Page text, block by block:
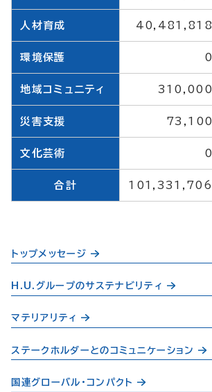
人材育成 40,481,818
環境保護 0
地域コミュニティ 310,000
災害支援 73,100
文化芸術 0
合計 101,331,706
トップメッセージ
H.U.グループのサステナビリティ
マテリアリティ
ステークホルダーとのコミュニケーション
国連グローバル・コンパクト